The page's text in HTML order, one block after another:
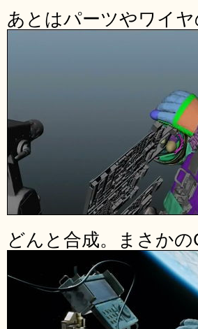
あとはパーツやワイ
どんと合成。まさかの